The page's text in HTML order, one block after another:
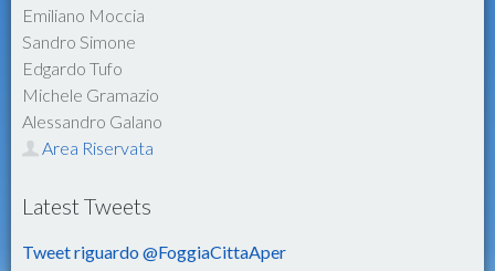
Emiliano Moccia
Sandro Simone
Edgardo Tufo
Michele Gramazio
Alessandro Galano
Area Riservata
Latest Tweets
Tweet riguardo @FoggiaCittaAper